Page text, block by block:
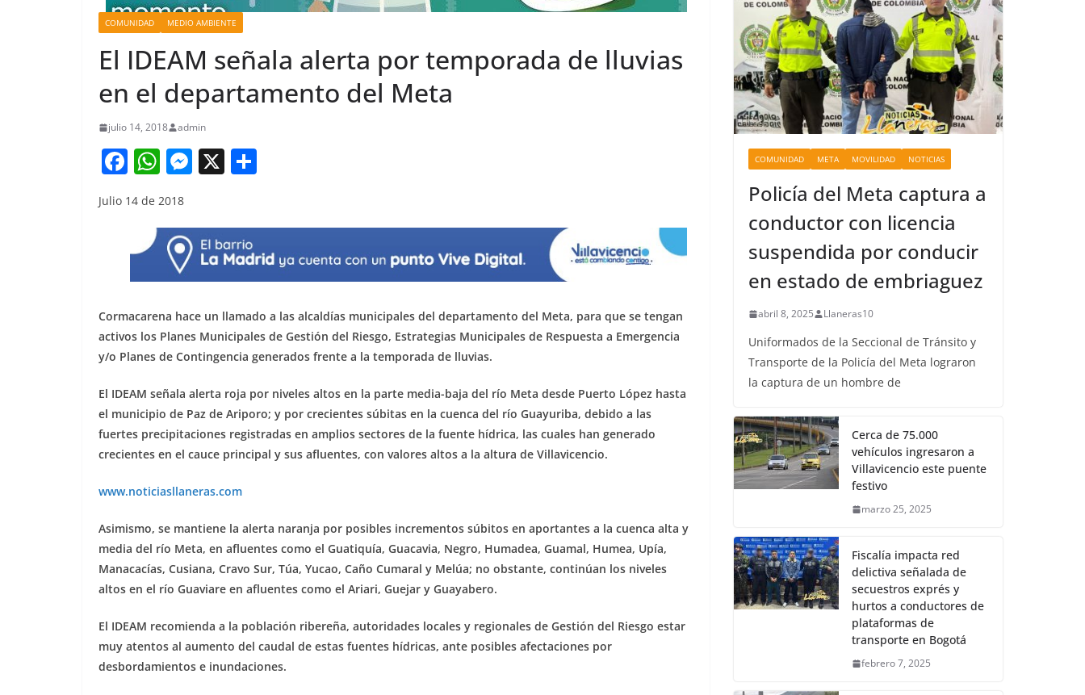
COMUNIDAD MEDIO AMBIENTE
El IDEAM señala alerta por temporada de lluvias
en el departamento del Meta
julio 14, 2018 admin
F
c
b
o
o
k
W
at
s
A
p
p
M
e
n
g
er
X
e
Julio 14 de 2018
Cormacarena hace un llamado a las alcaldías municipales del departamento del Meta, para que se tengan
activos los Planes Municipales de Gestión del Riesgo, Estrategias Municipales de Respuesta a Emergencia
y/o Planes de Contingencia generados frente a la temporada de lluvias.
El IDEAM señala alerta roja por niveles altos en la parte media-baja del río Meta desde Puerto López hasta
el municipio de Paz de Ariporo; y por crecientes súbitas en la cuenca del río Guayuriba, debido a las
fuertes precipitaciones registradas en amplios sectores de la fuente hídrica, las cuales han generado
crecientes en el cauce principal y sus afluentes, con valores altos a la altura de Villavicencio.
www.noticiasllaneras.com
Asimismo, se mantiene la alerta naranja por posibles incrementos súbitos en aportantes a la cuenca alta y
media del río Meta, en afluentes como el Guatiquía, Guacavia, Negro, Humadea, Guamal, Humea, Upía,
Manacacías, Cusiana, Cravo Sur, Túa, Yucao, Caño Cumaral y Melúa; no obstante, continúan los niveles
altos en el río Guaviare en afluentes como el Ariari, Guejar y Guayabero.
El IDEAM recomienda a la población ribereña, autoridades locales y regionales de Gestión del Riesgo estar
muy atentos al aumento del caudal de estas fuentes hídricas, ante posibles afectaciones por
desbordamientos e inundaciones.
COMUNIDAD META MOVILIDAD NOTICIAS
Policía del Meta captura a
conductor con licencia
suspendida por conducir
en estado de embriaguez
abril 8, 2025 Llaneras10
Uniformados de la Seccional de Tránsito y
Transporte de la Policía del Meta lograron
la captura de un hombre de
Cerca de 75.000
vehículos ingresaron a
Villavicencio este puente
festivo
marzo 25, 2025
Fiscalía impacta red
delictiva señalada de
secuestros exprés y
hurtos a conductores de
plataformas de
transporte en Bogotá
febrero 7, 2025